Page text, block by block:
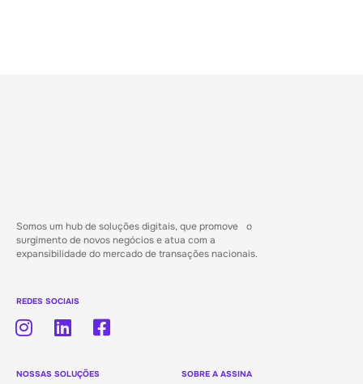
Somos um hub de soluções digitais, que promove o
surgimento de novos negócios e atua com a
expansibilidade do mercado de transações nacionais.
REDES SOCIAIS
NOSSAS SOLUÇÕES SOBRE A ASSINA